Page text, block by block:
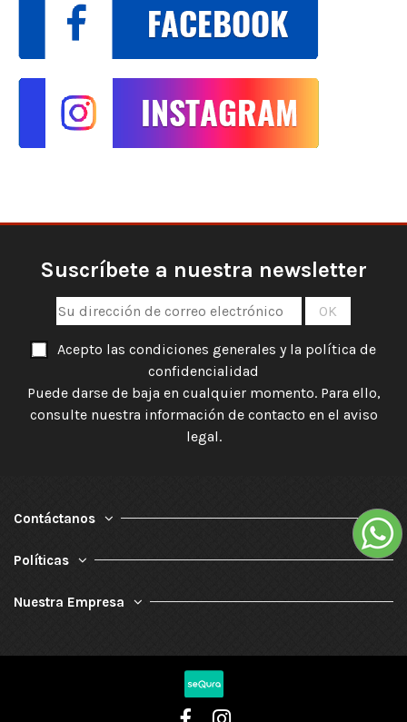
Suscríbete a nuestra newsletter
Acepto las condiciones generales y la política de
confidencialidad
Puede darse de baja en cualquier momento. Para ello,
consulte nuestra información de contacto en el aviso
legal.
Contáctanos
Políticas
Nuestra Empresa